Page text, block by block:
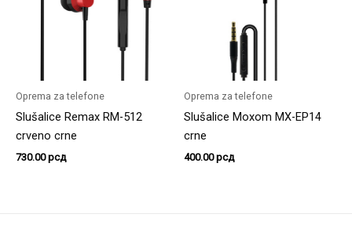
Oprema za telefone
Slušalice Remax RM-512
crveno crne
730.00рсд
Oprema za telefone
Slušalice Moxom MX-EP14
crne
400.00рсд